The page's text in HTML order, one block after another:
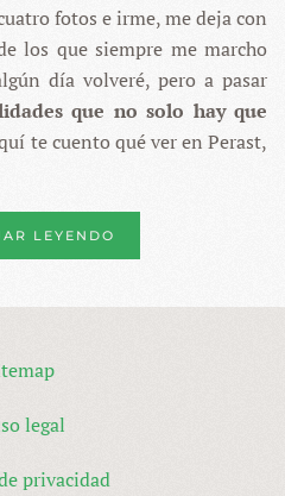
MÁS
BONITO
DE
MONTENEGRO
fotos e irme, me deja con
los que siempre me marcho
día volveré, pero a pasar
que no solo hay que
te cuento qué ver en Perast,
LEYENDO
legal
privacidad